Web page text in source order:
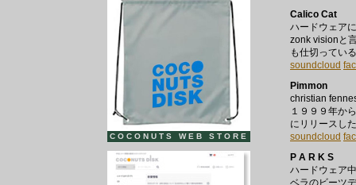
Calico Cat
ハードウェア
zonk visionと
も仕切ってい
soundcloud
Pimmon
christian
１９９９年か
にリリースし
soundcloud
P A R K S
ハードウェア
ベラのビーツ
COCONUTS WEB STORE